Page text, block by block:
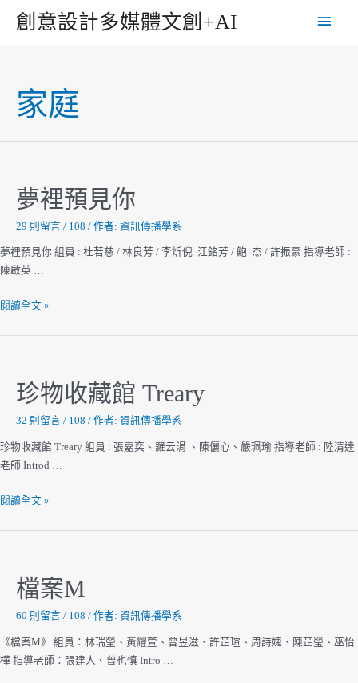
創意設計多媒體文創+AI
主
家庭
夢裡預見你
29 則留言 / 108 / 作者: 資訊傳播學系
夢裡預見你 組員 : 杜若慈 / 林良芳 / 李炘倪 江銘芳 / 鮑 杰 / 許振豪 指導老師 :
陳啟英 …
夢
閱讀全文 »
珍物收藏館 Treary
32 則留言 / 108 / 作者: 資訊傳播學系
珍物收藏館 Treary 組員 : 張嘉奕、羅云涓 、陳儷心、嚴珮瑜 指導老師 : 陸清達
老師 Introd …
珍
Treary
閱讀全文 »
檔案M
60 則留言 / 108 / 作者: 資訊傳播學系
《檔案M》 組員：林瑞瑩、黃耀萱、曾昱滋、許芷瑄、周詩婕、陳芷瑩、巫怡
樺 指導老師：張建人、曾也慎 Intro …